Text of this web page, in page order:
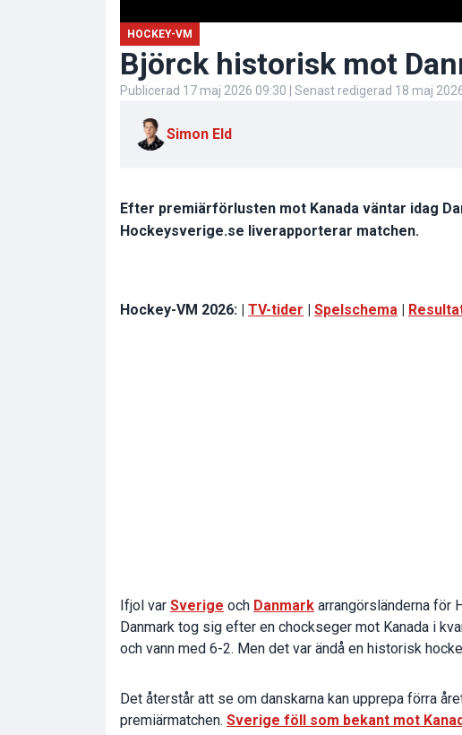
HOCKEY-VM
Björck historisk mot
Publicerad 17 maj 2026 09:30 | Senast redigerad 18 maj
Simon Eld
Efter premiärförlusten mot Kanada väntar idag
Hockeysverige.se liverapporterar matchen.
Hockey-VM 2026: | TV-tider Spelschema
Ifjol var Sverige och Danmark arrangörsländerna för
Danmark tog sig efter en chockseger mot Kanada i
och vann med 6-2. Men det var ändå en historisk
Det återstår att se om danskarna kan upprepa förra
premiärmatchen. Sverige föll som bekant mot